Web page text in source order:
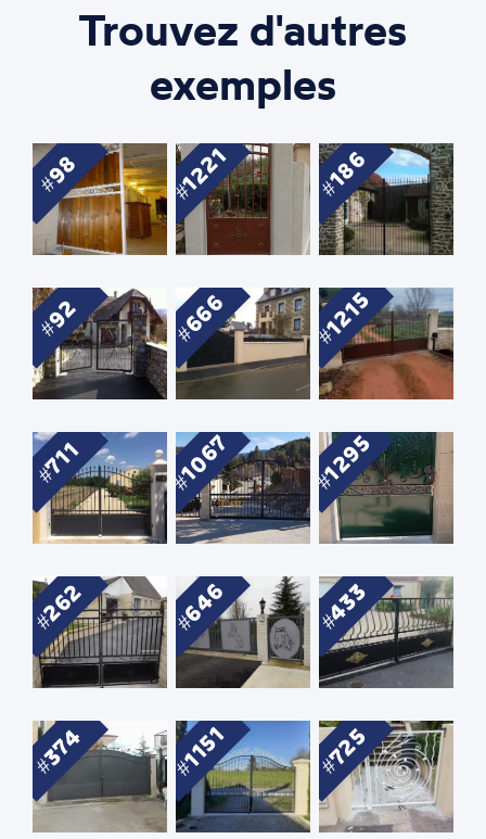
Trouvez d'autres
exemples
98 1221 186
92 666 1215
711 1067 1295
262 646 433
374 1151 725